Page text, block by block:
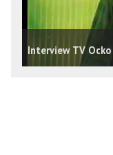
Interview TV Ocko